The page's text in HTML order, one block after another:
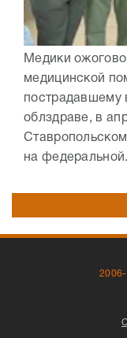
Медики
медицинской
пострадавшему
облздраве, в
на